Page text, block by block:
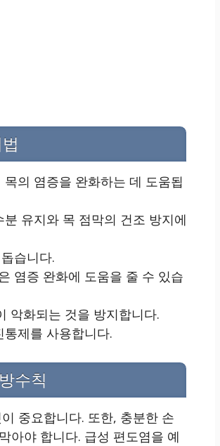
의 염증을 완화하는 데 도움됩
유지와 목 점막의 건조 방지에
습니다.
염증 완화에 도움을 줄 수 있습
악화되는 것을 방지합니다.
제를 사용합니다.
수칙
중요합니다. 또한, 충분한 손
아야 합니다. 급성 편도염을 예